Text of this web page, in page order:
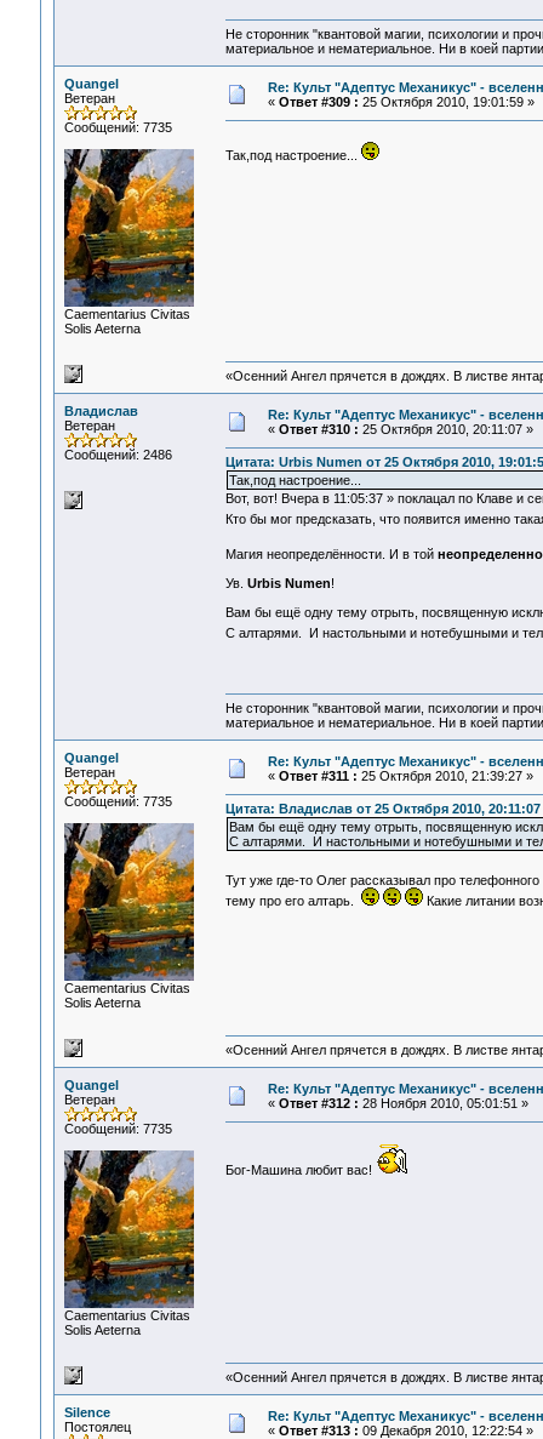
Не сторонник "квантовой магии, психологии и
материальное и нематериальное. Ни в коей
Quangel
Ветеран
Сообщений: 7735
Сaementarius Civitas
Solis Aeterna
Re: Культ "Адептус Механикус" -
« Ответ #309 : 25 Октября 2010, 19:01:59 »
Так,под настроение...
«Осенний Ангел прячется в дождях. В листве
Владислав
Ветеран
Сообщений: 2486
Re: Культ "Адептус Механикус" -
« Ответ #310 : 25 Октября 2010, 20:11:07 »
Цитата: Urbis Numen от 25 Октября 2010,
Так,под настроение...
Вот, вот! Вчера в 11:05:37 » поклацал по Клаве и
Кто бы мог предсказать, что появится именно
Магия неопределённости. И в той
Ув. Urbis Numen!
Вам бы ещё одну тему отрыть, посвященную
С алтарями. И настольными и нотебушными и
Не сторонник "квантовой магии, психологии и
материальное и нематериальное. Ни в коей
Quangel
Ветеран
Сообщений: 7735
Сaementarius Civitas
Solis Aeterna
Re: Культ "Адептус Механикус" -
« Ответ #311 : 25 Октября 2010, 21:39:27 »
Цитата: Владислав от 25 Октября 2010, 20:11:07
Вам бы ещё одну тему отрыть, посвященную
С алтарями. И настольными и нотебушными и
Тут уже где-то Олег рассказывал про
тему про его алтарь.
Какие литании
«Осенний Ангел прячется в дождях. В листве
Quangel
Ветеран
Сообщений: 7735
Сaementarius Civitas
Solis Aeterna
Re: Культ "Адептус Механикус" -
« Ответ #312 : 28 Ноября 2010, 05:01:51 »
Бог-Машина любит вас!
«Осенний Ангел прячется в дождях. В листве
Silence
Постоялец
Re: Культ "Адептус Механикус" -
« Ответ #313 : 09 Декабря 2010, 12:22:54 »